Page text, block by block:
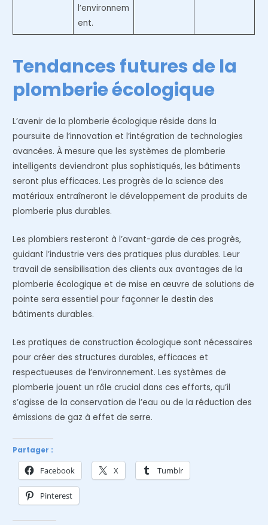
l’environnem
ent.
Tendances futures de la
plomberie écologique
L’avenir de la plomberie écologique réside dans la
poursuite de l’innovation et l’intégration de technologies
avancées. À mesure que les systèmes de plomberie
intelligents deviendront plus sophistiqués, les bâtiments
seront plus efficaces. Les progrès de la science des
matériaux entraîneront le développement de produits de
plomberie plus durables.
Les plombiers resteront à l’avant-garde de ces progrès,
guidant l’industrie vers des pratiques plus durables. Leur
travail de sensibilisation des clients aux avantages de la
plomberie écologique et de mise en œuvre de solutions de
pointe sera essentiel pour façonner le destin des
bâtiments durables.
Les pratiques de construction écologique sont nécessaires
pour créer des structures durables, efficaces et
respectueuses de l’environnement. Les systèmes de
plomberie jouent un rôle crucial dans ces efforts, qu’il
s’agisse de la conservation de l’eau ou de la réduction des
émissions de gaz à effet de serre.
Partager :
Facebook X Tumblr
Pinterest